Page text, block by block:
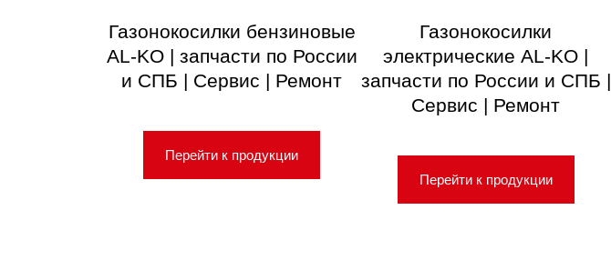
Газонокосилки бензиновые
AL-KO | запчасти по России
и СПБ | Сервис | Ремонт
Перейти к продукции
Газонокосилки
электрические AL-KO |
запчасти по России и СПБ |
Сервис | Ремонт
Перейти к продукции